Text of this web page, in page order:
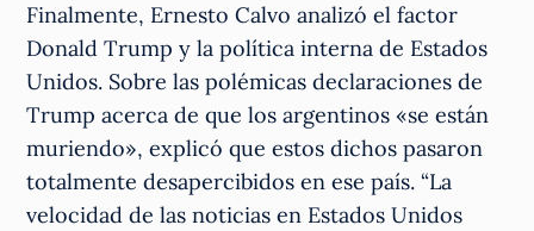
Finalmente, Ernesto Calvo analizó el factor
Donald Trump y la política interna de Estados
Unidos. Sobre las polémicas declaraciones de
Trump acerca de que los argentinos «se están
muriendo», explicó que estos dichos pasaron
totalmente desapercibidos en ese país. “La
velocidad de las noticias en Estados Unidos